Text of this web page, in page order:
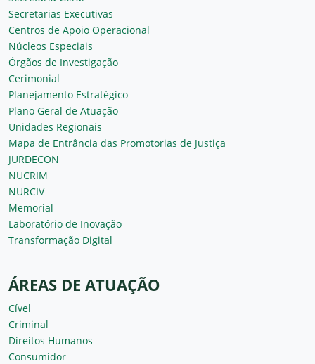
Secretarias Executivas
Centros de Apoio Operacional
Núcleos Especiais
Órgãos de Investigação
Cerimonial
Planejamento Estratégico
Plano Geral de Atuação
Unidades Regionais
Mapa de Entrância das Promotorias de Justiça
JURDECON
NUCRIM
NURCIV
Memorial
Laboratório de Inovação
Transformação Digital
ÁREAS DE ATUAÇÃO
Cível
Criminal
Direitos Humanos
Consumidor